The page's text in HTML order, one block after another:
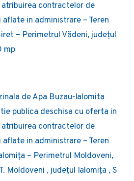
contractelor de
in administrare – Teren
– Perimetrul Vădeni, județul
mp
de Apa Buzau-Ialomita
publica deschisa cu oferta in
contractelor de
in administrare – Teren
– Perimetrul Moldoveni,
Moldoveni , județul Ialomița , S